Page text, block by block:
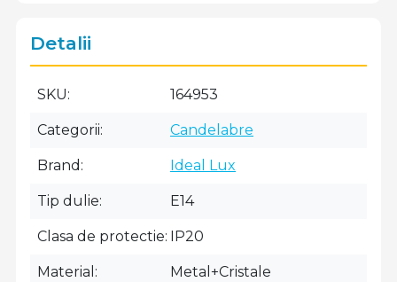
Detalii
SKU 164953
Categorii Candelabre
Brand Ideal Lux
Tip dulie E14
Clasa de protectie IP20
Material Metal+Cristale